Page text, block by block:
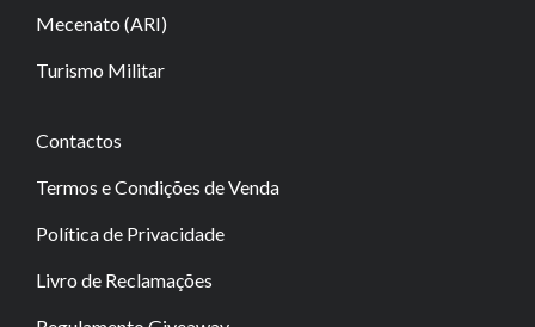
Mecenato (ARI)
Turismo Militar
Contactos
Termos e Condições de Venda
Política de Privacidade
Livro de Reclamações